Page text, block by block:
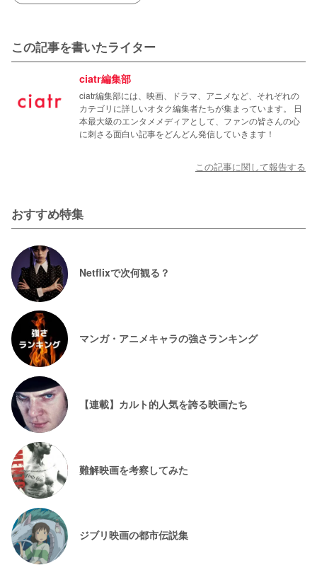
この記事を書いたライター
ciatr編集部
ciatr編集部には、映画、ドラマ、アニメなど、それぞれの
カテゴリに詳しいオタク編集者たちが集まっています。 日
本最大級のエンタメメディアとして、ファンの皆さんの心
に刺さる面白い記事をどんどん発信していきます！
この記事に関して報告する
おすすめ特集
Netflixで次何観る？
マンガ・アニメキャラの強さランキング
【連載】カルト的人気を誇る映画たち
難解映画を考察してみた
ジブリ映画の都市伝説集